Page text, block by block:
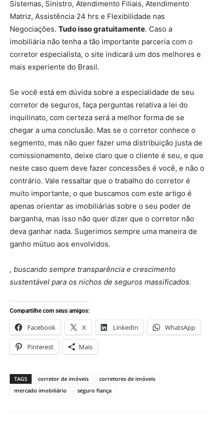
Sistemas, Sinistro, Atendimento Filiais, Atendimento
Matriz, Assistência 24 hrs e Flexibilidade nas
Negociações. Tudo isso gratuitamente. Caso a
imobiliária não tenha a tão importante parceria com o
corretor especialista, o site indicará um dos melhores e
mais experiente do Brasil.
Se você está em dúvida sobre a especialidade de seu
corretor de seguros, faça perguntas relativa a lei do
inquilinato, com certeza será a melhor forma de se
chegar a uma conclusão. Mas se o corretor conhece o
segmento, mas não quer fazer uma distribuição justa de
comissionamento, deixe claro que o cliente é seu, e que
neste caso quem deve fazer concessões é você, e não o
contrário. Vale ressaltar que o trabalho do corretor é
muito importante, o que buscamos com este artigo é
apenas orientar as imobiliárias sobre o seu poder de
barganha, mas isso não quer dizer que o corretor não
deva ganhar nada. Sugerimos sempre uma maneira de
ganho mútuo aos envolvidos.
, buscando sempre transparência e crescimento
sustentável para os nichos de seguros massificados.
Compartilhe com seus amigos:
Facebook X LinkedIn WhatsApp
Pinterest Mais
TAGS corretor de imóveis
corretores de imóveis
mercado imobiliário
seguro fiança